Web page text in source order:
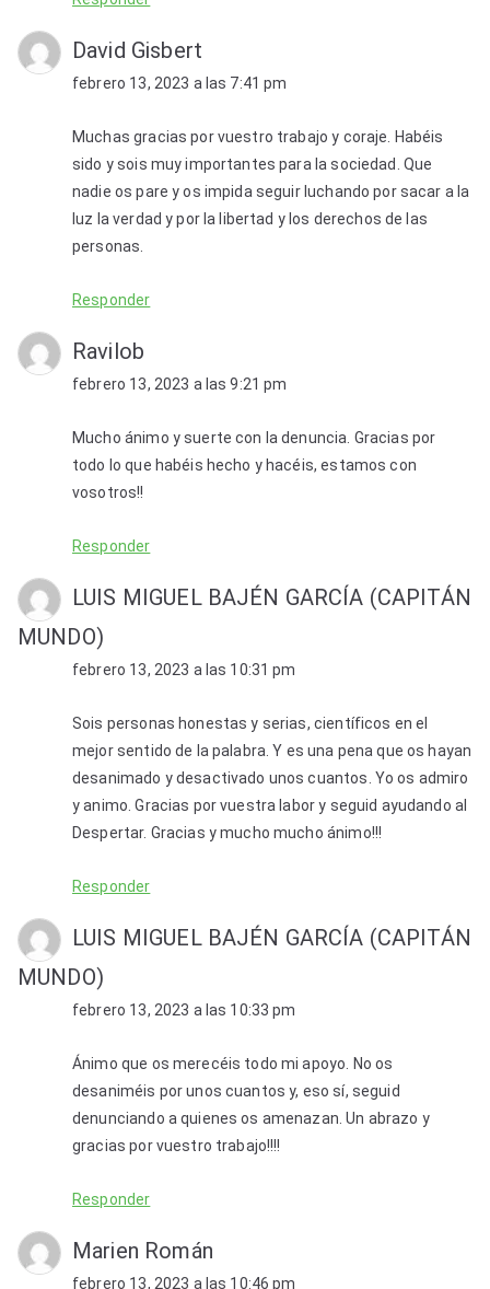
David Gisbert
febrero 13, 2023 a las 7:41 pm
Muchas gracias por vuestro trabajo y coraje. Habéis
sido y sois muy importantes para la sociedad. Que
nadie os pare y os impida seguir luchando por sacar a la
luz la verdad y por la libertad y los derechos de las
personas.
Responder
Ravilob
febrero 13, 2023 a las 9:21 pm
Mucho ánimo y suerte con la denuncia. Gracias por
todo lo que habéis hecho y hacéis, estamos con
vosotros!!
Responder
LUIS MIGUEL BAJÉN GARCÍA (CAPITÁN
MUNDO)
febrero 13, 2023 a las 10:31 pm
Sois personas honestas y serias, científicos en el
mejor sentido de la palabra. Y es una pena que os hayan
desanimado y desactivado unos cuantos. Yo os admiro
y animo. Gracias por vuestra labor y seguid ayudando al
Despertar. Gracias y mucho mucho ánimo!!!
Responder
LUIS MIGUEL BAJÉN GARCÍA (CAPITÁN
MUNDO)
febrero 13, 2023 a las 10:33 pm
Ánimo que os merecéis todo mi apoyo. No os
desaniméis por unos cuantos y, eso sí, seguid
denunciando a quienes os amenazan. Un abrazo y
gracias por vuestro trabajo!!!!
Responder
Marien Román
febrero 13, 2023 a las 10:46 pm